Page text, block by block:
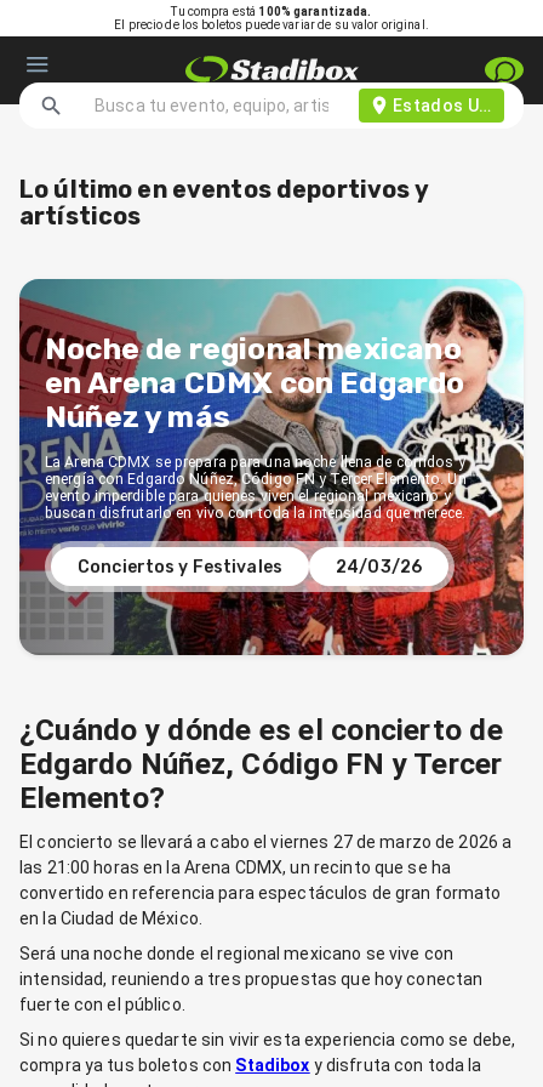
Tu compra está 100% garantizada.
El precio de los boletos puede variar de su valor original.
Estados Unidos
Lo último en eventos deportivos y
artísticos
Noche de regional mexicano
en Arena CDMX con Edgardo
Núñez y más
Conciertos y Festivales 24/03/26
La Arena CDMX se prepara para una noche llena de corridos y
energía con Edgardo Núñez, Código FN y Tercer Elemento. Un
evento imperdible para quienes viven el regional mexicano y
buscan disfrutarlo en vivo con toda la intensidad que merece.
¿Cuándo y dónde es el concierto de
Edgardo Núñez, Código FN y Tercer
Elemento?
El concierto se llevará a cabo el viernes 27 de marzo de 2026 a
las 21:00 horas en la Arena CDMX, un recinto que se ha
convertido en referencia para espectáculos de gran formato
en la Ciudad de México.
Será una noche donde el regional mexicano se vive con
intensidad, reuniendo a tres propuestas que hoy conectan
fuerte con el público.
Si no quieres quedarte sin vivir esta experiencia como se debe,
compra ya tus boletos con Stadibox y disfruta con toda la